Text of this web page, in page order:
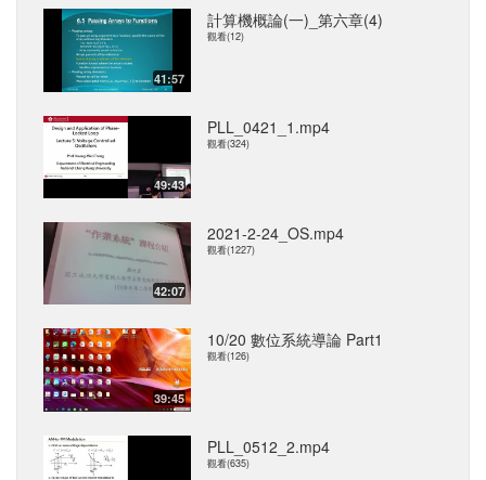
41:57
計算機概論(一)_第六章(4)
觀看(12)
49:43
PLL_0421_1.mp4
觀看(324)
42:07
2021-2-24_OS.mp4
觀看(1227)
39:45
10/20 數位系統導論 Part1
觀看(126)
PLL_0512_2.mp4
觀看(635)